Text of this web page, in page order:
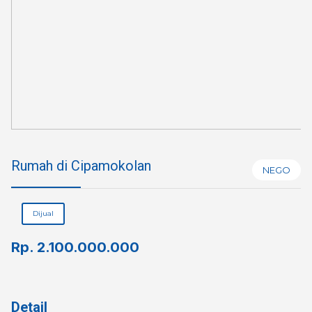
Rumah di Cipamokolan NEGO
Dijual
Rp. 2.100.000.000
Detail